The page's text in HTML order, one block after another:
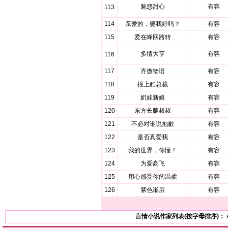
113 魅惑甜心 有容
114 亲爱的，娶我好吗？
有容
115
爱在峰回路转 有容
116 多情大亨 有容
117 齐傲物语
有容
118
撞上酷总裁
有容
119
奶娃新娘
有容
120
东方长腿叔叔
有容
121
不必对谁说抱歉
有容
122
是否真爱我
有容
123
我的世界，你懂！
有容
124
为爱高飞
有容
125
用心感受你的温柔
有容
126
紫色渐层 有容
言情小说作家列表(按字母排序)：